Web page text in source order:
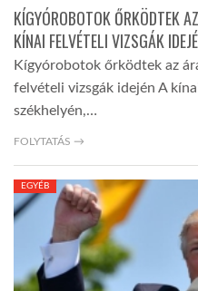
A NAP SZÉPE
LINKTR.EE
DOBRAVERO.HU
LATIMO.HU
KÍGYÓROBOTOK ŐRKÖDTEK
KÍNAI FELVÉTELI VIZSGÁK
Kígyórobotok őrködtek az
felvételi vizsgák idején A
székhelyén,…
FOLYTATÁS →
EGYÉB